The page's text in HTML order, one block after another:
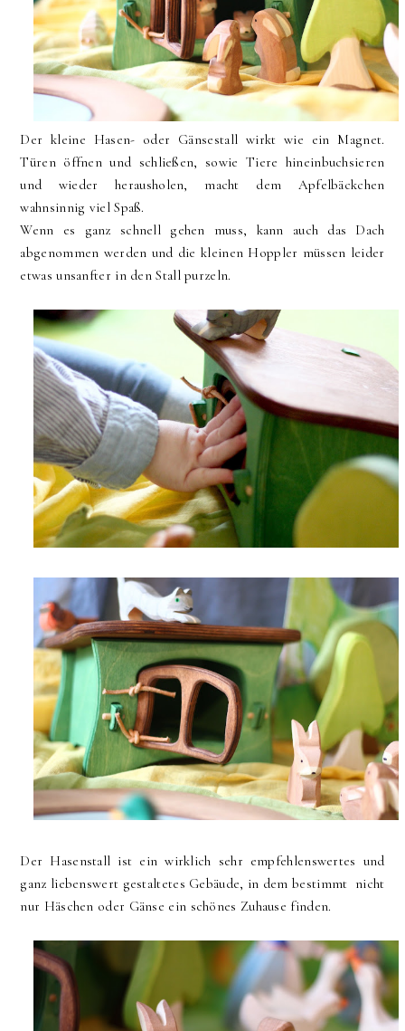
Der kleine Hasen- oder Gänsestall wirkt wie ein Magnet.
Türen öffnen und schließen, sowie Tiere hineinbuchsieren
und wieder herausholen, macht dem Apfelbäckchen
wahnsinnig viel Spaß.
Wenn es ganz schnell gehen muss, kann auch das Dach
abgenommen werden und die kleinen Hoppler müssen leider
etwas unsanfter in den Stall purzeln.
Der Hasenstall ist ein wirklich sehr empfehlenswertes und
ganz liebenswert gestaltetes Gebäude, in dem bestimmt nicht
nur Häschen oder Gänse ein schönes Zuhause finden.